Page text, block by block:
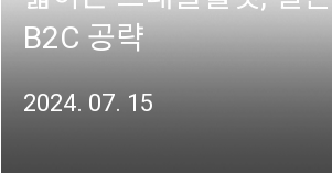
B2C 공략
2024. 07. 15